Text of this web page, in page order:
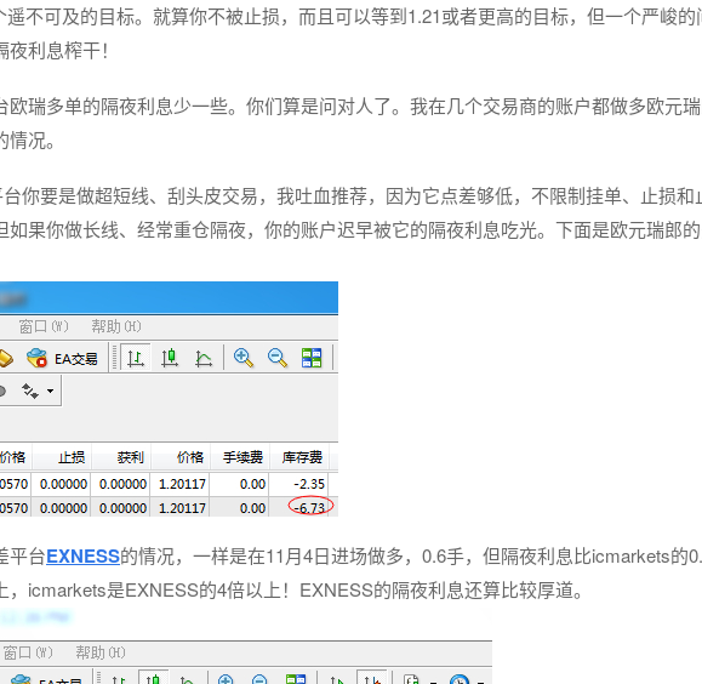
不可及的目标。就算你不被止损，而且可以等到1.21或者更高的目标，但一个严峻的
利息榨干！
瑞多单的隔夜利息少一些。你们算是问对人了。我在几个交易商的账户都做多欧元
况。
你要是做超短线、刮头皮交易，我吐血推荐，因为它点差够低，不限制挂单、止损和
果你做长线、经常重仓隔夜，你的账户迟早被它的隔夜利息吃光。下面是欧元瑞郎
平台EXNESS的情况，一样是在11月4日进场做多，0.6手，但隔夜利息比icmarkets的
icmarkets是EXNESS的4倍以上！EXNESS的隔夜利息还算比较厚道。